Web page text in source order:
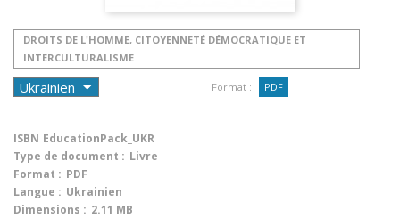
DROITS DE L'HOMME, CITOYENNETÉ DÉMOCRATIQUE ET
INTERCULTURALISME
Format : PDF
ISBN EducationPack_UKR
Type de document : Livre
Format : PDF
Langue : Ukrainien
Dimensions : 2.11 MB